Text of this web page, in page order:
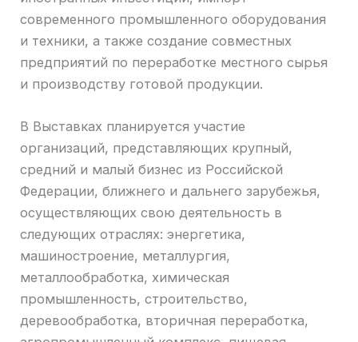
современного промышленного оборудования
и техники, а также создание совместных
предприятий по переработке местного сырья
и производству готовой продукции.
В Выставках планируется участие
организаций, представляющих крупный,
средний и малый бизнес из Российской
Федерации, ближнего и дальнего зарубежья,
осуществляющих свою деятельность в
следующих отраслях: энергетика,
машиностроение, металлургия,
металлообработка, химическая
промышленность, строительство,
деревообработка, вторичная переработка,